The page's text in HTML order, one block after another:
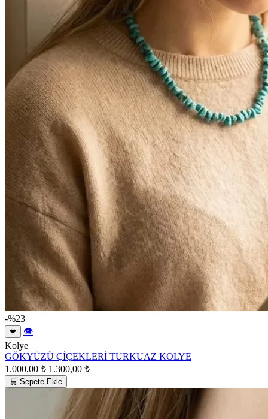
-%23
❤
👁
Kolye
GÖKYÜZÜ ÇİÇEKLERİ TURKUAZ KOLYE
1.000,00 ₺ 1.300,00 ₺
🛒 Sepete Ekle